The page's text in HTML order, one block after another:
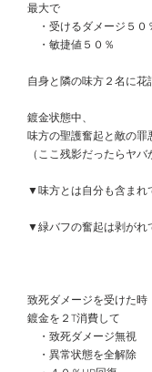
最大で
・受けるダメージ５０
・敏捷値５０％
自身と隣の味方２名に花
鍍金状態中、
味方の聖護奮起と敵の罪
（ここ残影だったらヤバ
▼味方とは自分も含まれ
▼緑バフの奮起は剥がれ
致死ダメージを受けた時
鍍金を２T消費して
・致死ダメージ無視
・異常状態を全解除